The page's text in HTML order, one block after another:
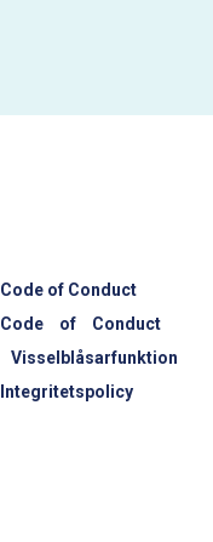
Code of Conduct
Code of Conduct
Visselblåsarfunktion
Integritetspolicy